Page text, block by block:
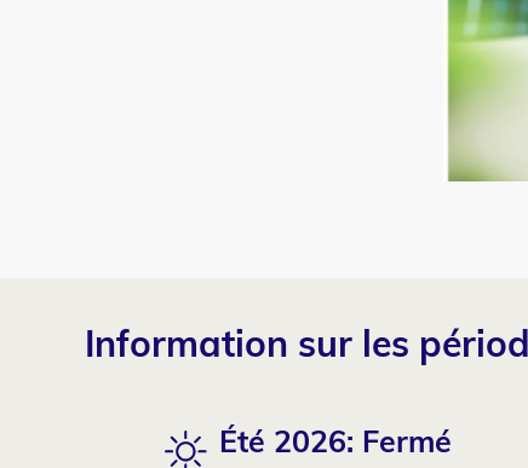
Information sur les
Été 2026: Fermé